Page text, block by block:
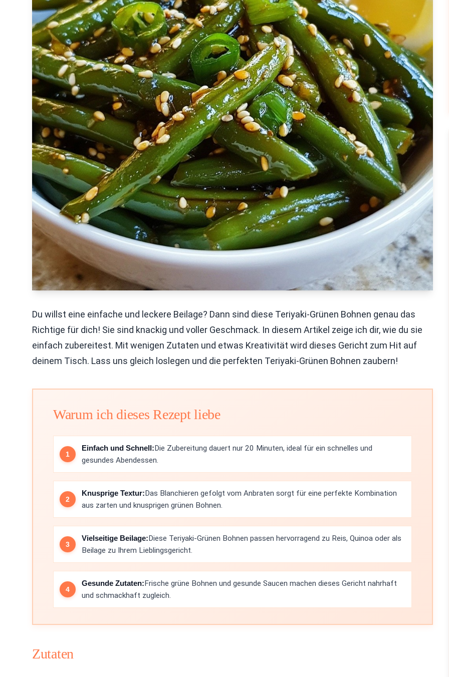
Du willst eine einfache und leckere Beilage? Dann sind diese Teriyaki-Grünen Bohnen genau das
Richtige für dich! Sie sind knackig und voller Geschmack. In diesem Artikel zeige ich dir, wie du sie
einfach zubereitest. Mit wenigen Zutaten und etwas Kreativität wird dieses Gericht zum Hit auf
deinem Tisch. Lass uns gleich loslegen und die perfekten Teriyaki-Grünen Bohnen zaubern!
Warum ich dieses Rezept liebe
Einfach und Schnell:Die Zubereitung dauert nur 20 Minuten, ideal für ein schnelles und
gesundes Abendessen.
Knusprige Textur:Das Blanchieren gefolgt vom Anbraten sorgt für eine perfekte Kombination
aus zarten und knusprigen grünen Bohnen.
Vielseitige Beilage:Diese Teriyaki-Grünen Bohnen passen hervorragend zu Reis, Quinoa oder als
Beilage zu Ihrem Lieblingsgericht.
Gesunde Zutaten:Frische grüne Bohnen und gesunde Saucen machen dieses Gericht nahrhaft
und schmackhaft zugleich.
Zutaten